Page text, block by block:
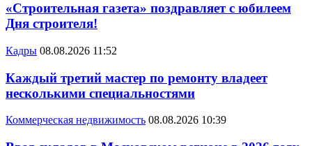
«Строительная газета» поздравляет с юбилеем
Дня строителя!
Кадры 08.08.2026 11:52
Каждый третий мастер по ремонту владеет
несколькими специальностями
Коммерческая недвижимость 08.08.2026 10:39